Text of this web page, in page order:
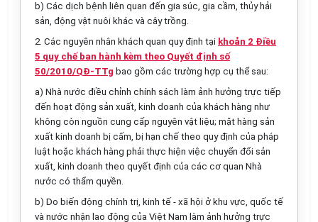
b) Các dịch bệnh liên quan đến gia súc, gia cầm, thủy hải
sản, động vật nuôi khác và cây trồng.
2. Các nguyên nhân khách quan quy định tại khoản 2 Điều
5 quy chế ban hành kèm theo Quyết định số
50/2010/QĐ-TTg bao gồm các trường hợp cụ thể sau:
a) Nhà nước điều chỉnh chính sách làm ảnh hưởng trực tiếp
đến hoạt động sản xuất, kinh doanh của khách hàng như
không còn nguồn cung cấp nguyên vật liệu; mặt hàng sản
xuất kinh doanh bị cấm, bị hạn chế theo quy định của pháp
luật hoặc khách hàng phải thực hiện việc chuyển đổi sản
xuất, kinh doanh theo quyết định của các cơ quan Nhà
nước có thẩm quyền.
b) Do biến động chính trị, kinh tế - xã hội ở khu vực, quốc tế
và nước nhận lao động của Việt Nam làm ảnh hưởng trực